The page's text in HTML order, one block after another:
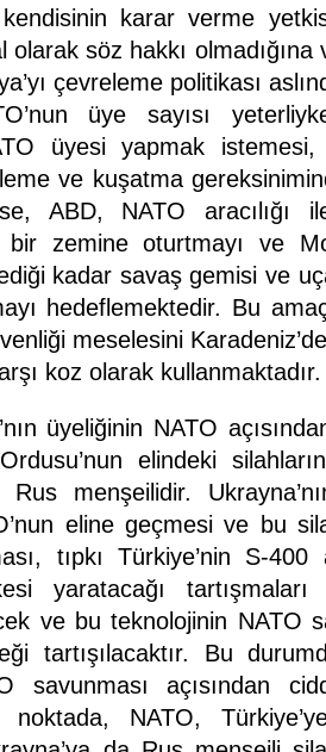
karar verme
olarak söz hakkı
çevreleme politikası
üye sayısı
üyesi yapmak istemesi,
ve kuşatma
ABD, NATO aracılığı
bir zemine oturtmayı ve
kadar savaş gemisi ve
hedeflemektedir. Bu
meselesini
koz olarak kullanmaktadır.
üyeliğinin NATO
elindeki
menşeilidir.
eline geçmesi ve bu
tıpkı Türkiye’nin S-400
yaratacağı
ve bu teknolojinin NATO
tartışılacaktır. Bu
savunması açısından
NATO,